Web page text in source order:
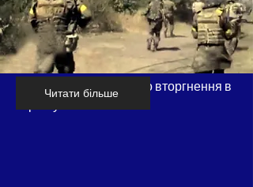
Хронологія російського вторгнення в
Читати більше